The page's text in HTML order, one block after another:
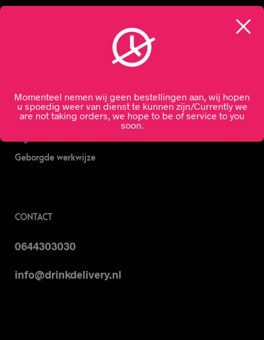
S’nachts drank bezorgen
Drank bestellen in Amsterdam
Geborgde werkwijze
CONTACT
0644303030
info@drinkdelivery.nl
Momenteel nemen wij geen bestellingen aan, wij hopen
u spoedig weer van dienst te kunnen zijn/Currently we
are not taking orders, we hope to be of service to you
soon.